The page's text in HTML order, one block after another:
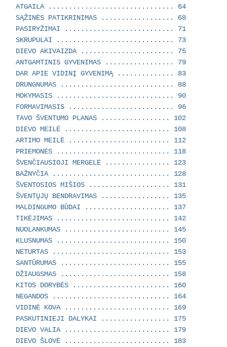
ATGAILA ............................... 64
SĄŽINĖS PATIKRINIMAS .................. 68
PASIRYŽIMAI ........................... 71
SKRUPULAI ............................. 73
DIEVO AKIVAIZDA ....................... 75
ANTGAMTINIS GYVENIMAS ................. 79
DAR APIE VIDINĮ GYVENIMĄ .............. 83
DRUNGNUMAS ............................ 88
MOKYMASIS ............................. 90
FORMAVIMASIS .......................... 96
TAVO ŠVENTUMO PLANAS ................. 102
DIEVO MEILĖ .......................... 108
ARTIMO MEILĖ ......................... 112
PRIEMONĖS ............................ 118
ŠVENČIAUSIOJI MERGELĖ ................ 123
BAŽNYČIA ............................. 128
ŠVENTOSIOS MIŠIOS .................... 131
ŠVENTŲJŲ BENDRAVIMAS ................. 135
MALDINGUMO BŪDAI ..................... 137
TIKĖJIMAS ............................ 142
NUOLANKUMAS .......................... 145
KLUSNUMAS ............................ 150
NETURTAS ............................. 153
SANTŪRUMAS ........................... 155
DŽIAUGSMAS ........................... 158
KITOS DORYBĖS ........................ 160
NEGANDOS ............................. 164
VIDINĖ KOVA .......................... 169
PASKUTINIEJI DALYKAI ................. 175
DIEVO VALIA .......................... 179
DIEVO ŠLOVĖ .......................... 183